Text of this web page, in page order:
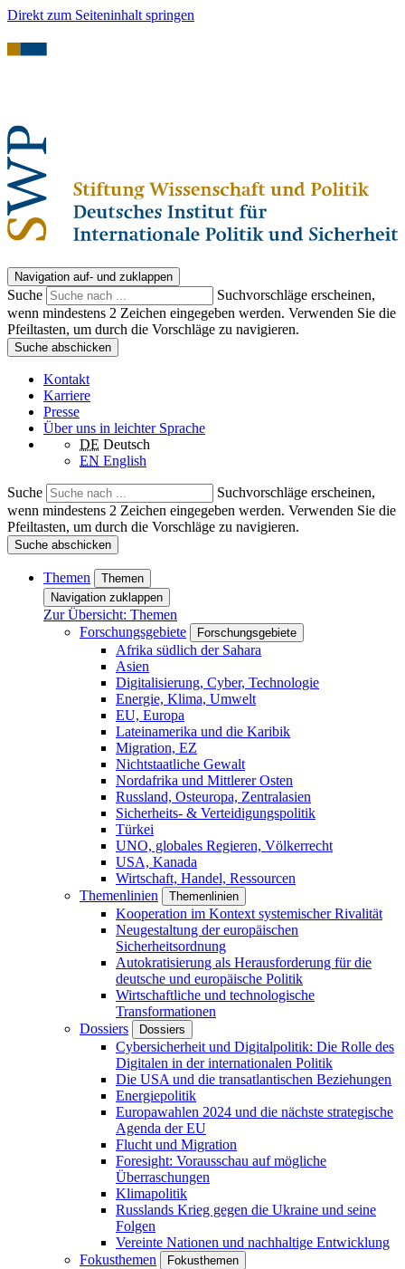
Direkt zum Seiteninhalt springen
Navigation auf- und zuklappen
Suche
Suchvorschläge erscheinen,
wenn mindestens 2 Zeichen eingegeben werden. Verwenden Sie die
Pfeiltasten, um durch die Vorschläge zu navigieren.
Suche abschicken
Kontakt
Karriere
Presse
Über uns in leichter Sprache
DE Deutsch
EN English
Suche
Suchvorschläge erscheinen,
wenn mindestens 2 Zeichen eingegeben werden. Verwenden Sie die
Pfeiltasten, um durch die Vorschläge zu navigieren.
Suche abschicken
Themen
Themen
Navigation zuklappen
Zur Übersicht: Themen
Forschungsgebiete
Forschungsgebiete
Afrika südlich der Sahara
Asien
Digitalisierung, Cyber, Technologie
Energie, Klima, Umwelt
EU, Europa
Lateinamerika und die Karibik
Migration, EZ
Nichtstaatliche Gewalt
Nordafrika und Mittlerer Osten
Russland, Osteuropa, Zentralasien
Sicherheits- & Verteidigungspolitik
Türkei
UNO, globales Regieren, Völkerrecht
USA, Kanada
Wirtschaft, Handel, Ressourcen
Themenlinien
Themenlinien
Kooperation im Kontext systemischer Rivalität
Neugestaltung der europäischen
Sicherheitsordnung
Autokratisierung als Herausforderung für die
deutsche und europäische Politik
Wirtschaftliche und technologische
Transformationen
Dossiers
Dossiers
Cybersicherheit und Digitalpolitik: Die Rolle des
Digitalen in der internationalen Politik
Die USA und die transatlantischen Beziehungen
Energiepolitik
Europawahlen 2024 und die nächste strategische
Agenda der EU
Flucht und Migration
Foresight: Vorausschau auf mögliche
Überraschungen
Klimapolitik
Russlands Krieg gegen die Ukraine und seine
Folgen
Vereinte Nationen und nachhaltige Entwicklung
Fokusthemen
Fokusthemen